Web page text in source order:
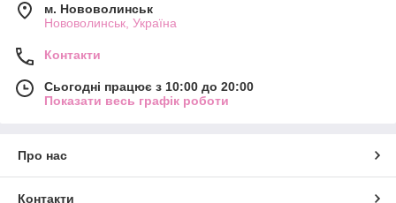
м. Нововолинськ
Нововолинськ, Україна
Контакти
Сьогодні працює з 10:00 до 20:00
Показати весь графік роботи
Про нас
Контакти